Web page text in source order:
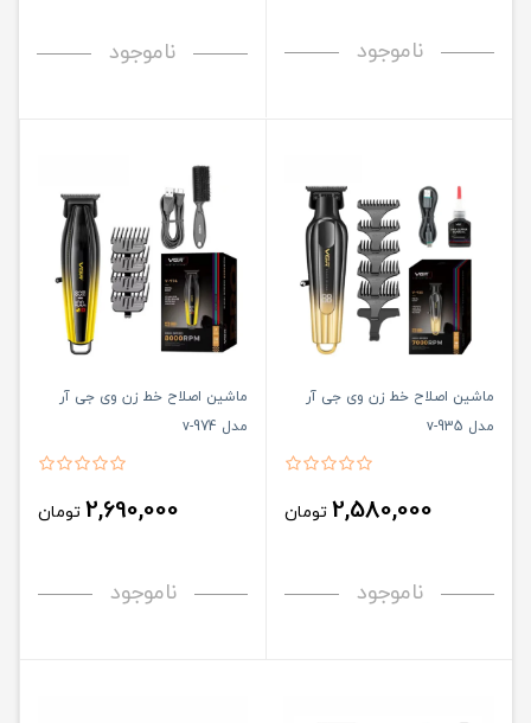
ناموجود ناموجود
ماشین اصلاح خط زن وی جی آر
مدل v-935
2,580,000 تومان
ناموجود
ماشین اصلاح خط زن وی جی آر
مدل v-974
2,690,000 تومان
ناموجود